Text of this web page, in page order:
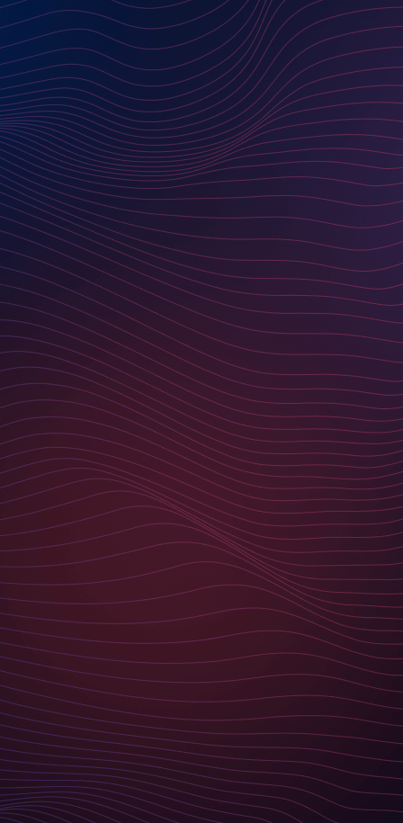
AUSGEZEICHNET
KONTAKTIEREN SIE UNS
KEINE NEWS MEHR
VERPASSEN
ABONNIEREN SIE UNSEREN NEWSLETTER
Ich möchte den Basilicom-Newsletter erhalten und
akzeptiere dieDatenschutzerklärung. I want to receive
the Basilicom newsletter and accept the
privacy
policy.